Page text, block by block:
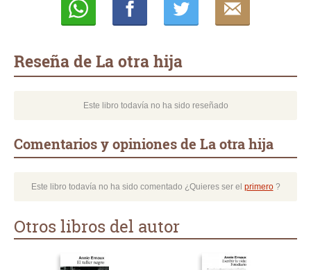
Reseña de La otra hija
Este libro todavía no ha sido reseñado
Comentarios y opiniones de La otra hija
Este libro todavía no ha sido comentado ¿Quieres ser el primero?
Otros libros del autor